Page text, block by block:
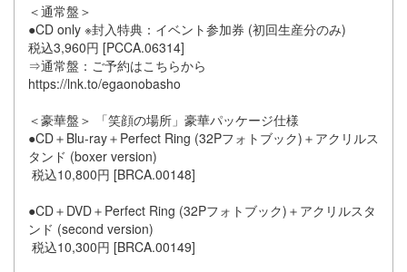
＜通常盤＞
●CD only ※封入特典：イベント参加券 (初回生産分のみ)
税込3,960円 [PCCA.06314]
⇒通常盤：ご予約はこちらから
https://lnk.to/egaonobasho
＜豪華盤＞ 「笑顔の場所」豪華パッケージ仕様
●CD＋Blu-ray＋Perfect Ring (32Pフォトブック)＋アクリルス
タンド (boxer version)
税込10,800円 [BRCA.00148]
●CD＋DVD＋Perfect Ring (32Pフォトブック)＋アクリルスタ
ンド (second version)
税込10,300円 [BRCA.00149]